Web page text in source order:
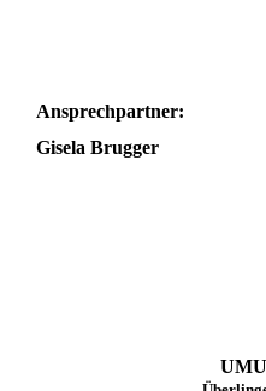
Ansprechpartner:
Gisela Brugger